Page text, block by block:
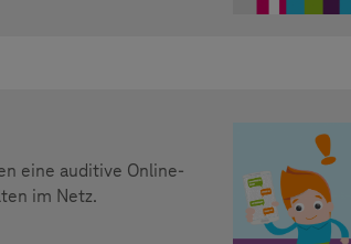
eine auditive Online-
im Netz.